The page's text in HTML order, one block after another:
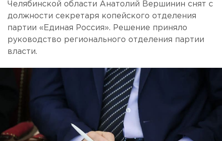
Челябинской области Анатолий Вершинин снят с
должности секретаря копейского отделения
партии «Единая Россия». Решение приняло
руководство регионального отделения партии
власти.